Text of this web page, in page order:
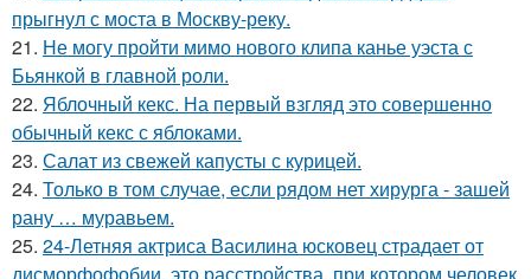
прыгнул с моста в Москву-реку.
21. Не могу пройти мимо нового клипа канье уэста с
Бьянкой в главной роли.
22. Яблочный кекс. На первый взгляд это совершенно
обычный кекс с яблоками.
23. Салат из свежей капусты с курицей.
24. Только в том случае, если рядом нет хирурга - зашей
рану … муравьем.
25. 24-Летняя актриса Василина юсковец страдает от